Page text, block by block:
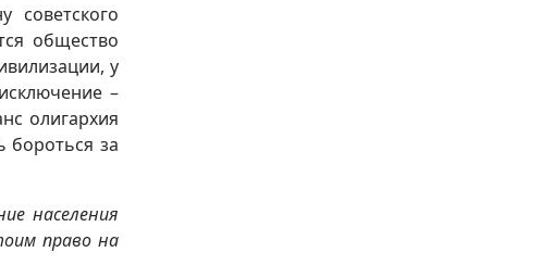
советского
общество
у
–
олигархия
бороться за
населения
право на